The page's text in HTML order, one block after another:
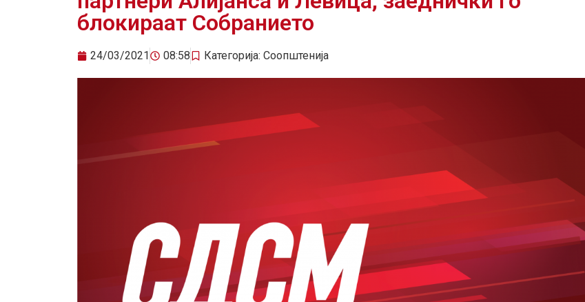
блокираат Собранието
24/03/2021 08:58 Категорија: Соопштенија